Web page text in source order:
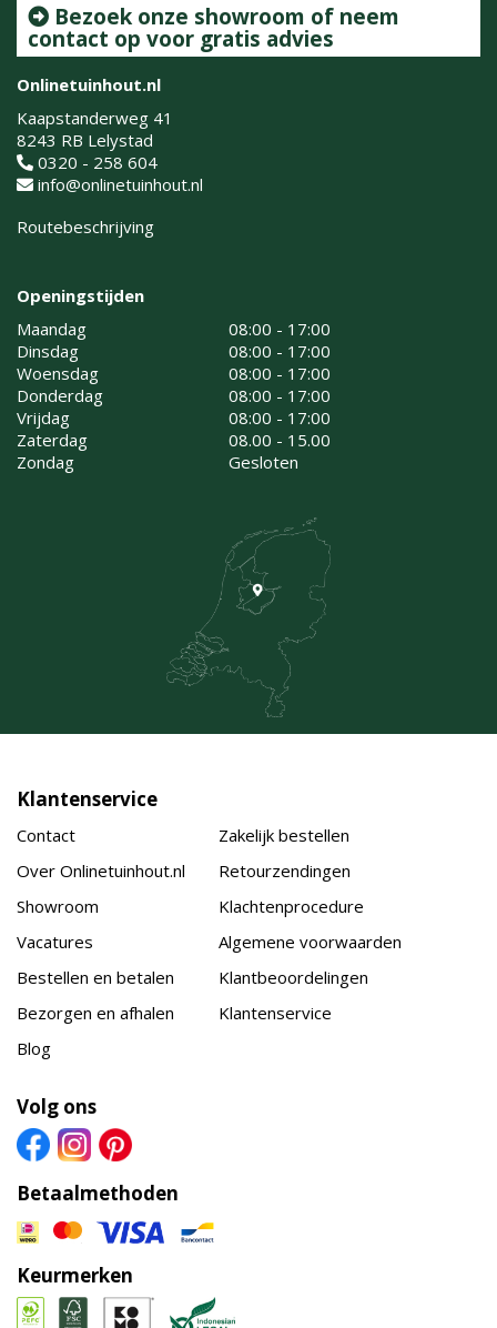
Bezoek onze showroom of neem
contact op voor gratis advies
Onlinetuinhout.nl
Kaapstanderweg 41
8243 RB Lelystad
0320 - 258 604
info@onlinetuinhout.nl
Routebeschrijving
Openingstijden
Maandag
08:00 - 17:00
Dinsdag
08:00 - 17:00
Woensdag
08:00 - 17:00
Donderdag
08:00 - 17:00
Vrijdag
08:00 - 17:00
Zaterdag
08.00 - 15.00
Zondag
Gesloten
Klantenservice
Contact
Over Onlinetuinhout.nl
Showroom
Vacatures
Bestellen en betalen
Bezorgen en afhalen
Blog
Zakelijk bestellen
Retourzendingen
Klachtenprocedure
Algemene voorwaarden
Klantbeoordelingen
Klantenservice
Volg ons
Betaalmethoden
Keurmerken